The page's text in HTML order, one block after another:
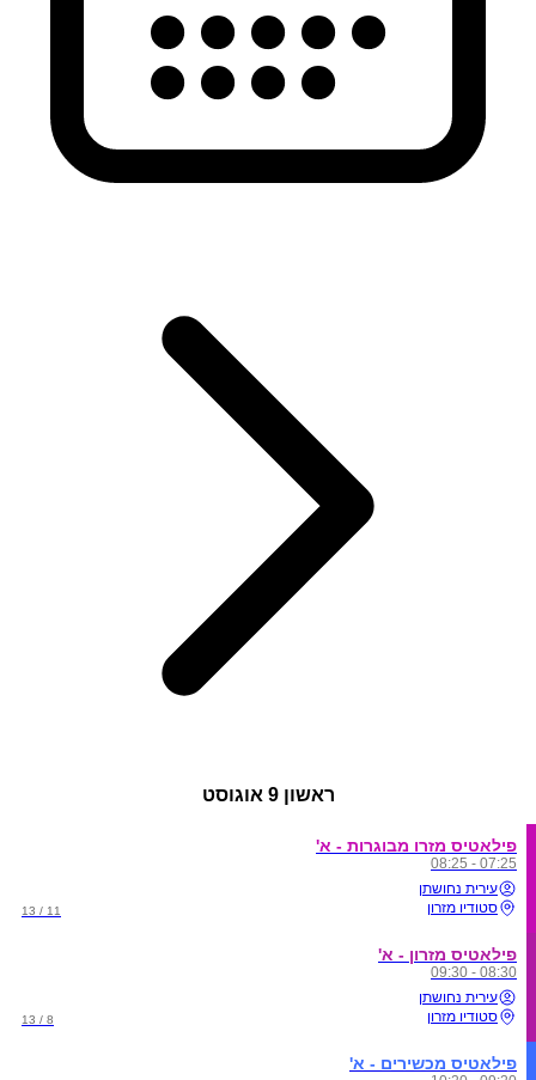
ראשון 9 אוגוסט
פילאטיס מזרו מבוגרות - א'
07:25 - 08:25
עירית נחושתן
סטודיו מזרון
11 / 13
פילאטיס מזרון - א'
08:30 - 09:30
עירית נחושתן
סטודיו מזרון
8 / 13
פילאטיס מכשירים - א'